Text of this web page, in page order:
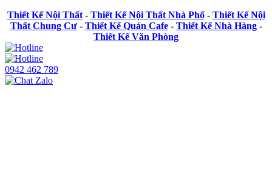
Thiết Kế Nội Thất- Thiết Kế Nội Thất Nhà Phố- Thiết Kế Nội
Thất Chung Cư- Thiết Kế Quán Cafe- Thiết Kế Nhà Hàng-
Thiết Kế Văn Phòng
0942 462 789